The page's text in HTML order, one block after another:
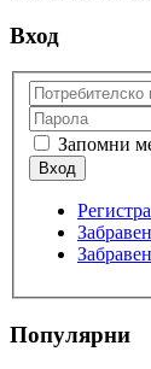
Вход
Запомни
Популярни